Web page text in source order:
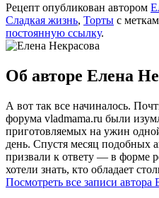
Рецепт опубликован автором
Сладкая жизнь, Торты с
постоянную ссылку.
Об авторе Елена
А вот так все начиналось.
форума vladmama.ru были
приготовляемых на ужин
день. Спустя месяц подобных
призвали к ответу — в форме
хотели знать, кто обладает
Посмотреть все записи автора